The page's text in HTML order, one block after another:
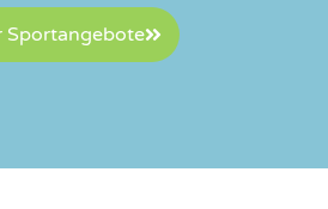
Sportangebote